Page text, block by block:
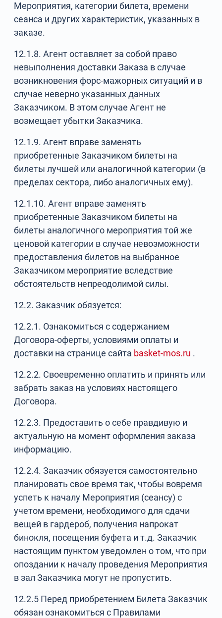
Мероприятия, категории билета, времени
сеанса и других характеристик, указанных в
заказе.
12.1.8. Агент оставляет за собой право
невыполнения доставки Заказа в случае
возникновения форс-мажорных ситуаций и в
случае неверно указанных данных
Заказчиком. В этом случае Агент не
возмещает убытки Заказчика.
12.1.9. Агент вправе заменять
приобретенные Заказчиком билеты на
билеты лучшей или аналогичной категории (в
пределах сектора, либо аналогичных ему).
12.1.10. Агент вправе заменять
приобретенные Заказчиком билеты на
билеты аналогичного мероприятия той же
ценовой категории в случае невозможности
предоставления билетов на выбранное
Заказчиком мероприятие вследствие
обстоятельств непреодолимой силы.
12.2. Заказчик обязуется:
12.2.1. Ознакомиться с содержанием
Договора-оферты, условиями оплаты и
доставки на странице сайта basket-mos.ru .
12.2.2. Своевременно оплатить и принять или
забрать заказ на условиях настоящего
Договора.
12.2.3. Предоставить о себе правдивую и
актуальную на момент оформления заказа
информацию.
12.2.4. Заказчик обязуется самостоятельно
планировать свое время так, чтобы вовремя
успеть к началу Мероприятия (сеансу) с
учетом времени, необходимого для сдачи
вещей в гардероб, получения напрокат
бинокля, посещения буфета и т.д. Заказчик
настоящим пунктом уведомлен о том, что при
опоздании к началу проведения Мероприятия
в зал Заказчика могут не пропустить.
12.2.5 Перед приобретением Билета Заказчик
обязан ознакомиться с Правилами